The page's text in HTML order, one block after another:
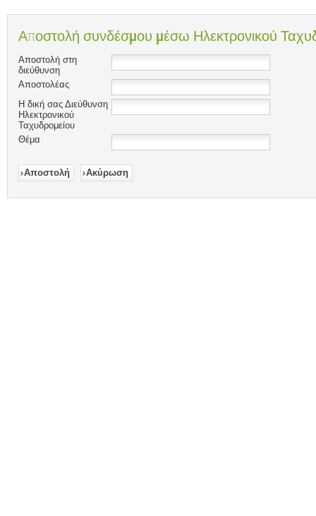
Αποστολή συνδέσμου μέσω Ηλεκτρονικού
Αποστολή στη
διεύθυνση
Αποστολέας
Η δική σας Διεύθυνση
Ηλεκτρονικού
Ταχυδρομείου
Θέμα
Αποστολή Ακύρωση